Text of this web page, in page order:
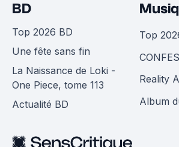
BD
Top 2026 BD
Une fête sans fin
La Naissance de Loki -
One Piece, tome 113
Actualité BD
Top
Reality
Album